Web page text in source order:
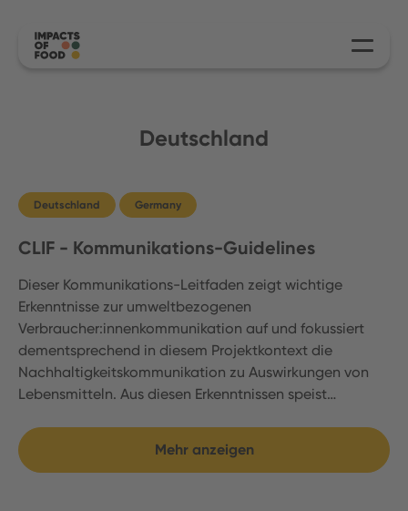
Deutschland
Deutschland Germany
CLIF - Kommunikations-Guidelines
Dieser Kommunikations-Leitfaden zeigt wichtige
Erkenntnisse zur umweltbezogenen
Verbraucher:innenkommunikation auf und fokussiert
dementsprechend in diesem Projektkontext die
Nachhaltigkeitskommunikation zu Auswirkungen von
Lebensmitteln. Aus diesen Erkenntnissen speist…
Mehr anzeigen